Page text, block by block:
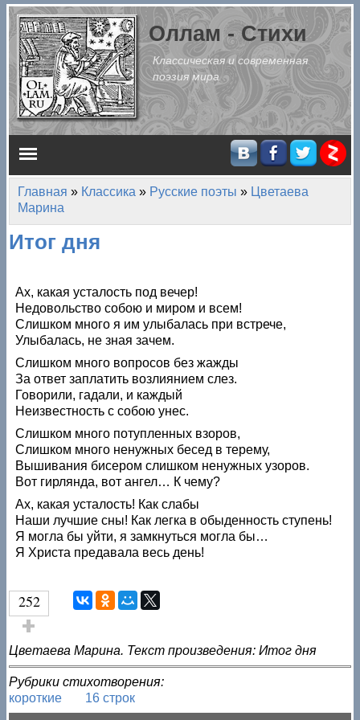
Перейти к основному содержанию
Оллам - Стихи
Классическая и современная
поэзия мира
Главное меню
Вы здесь
Главная » Классика » Русские поэты » Цветаева
Марина
Итог дня
Ах, какая усталость под вечер!
Недовольство собою и миром и всем!
Слишком много я им улыбалась при встрече,
Улыбалась, не зная зачем.
Слишком много вопросов без жажды
За ответ заплатить возлиянием слез.
Говорили, гадали, и каждый
Неизвестность с собою унес.
Слишком много потупленных взоров,
Слишком много ненужных бесед в терему,
Вышивания бисером слишком ненужных узоров.
Вот гирлянда, вот ангел… К чему?
Ах, какая усталость! Как слабы
Наши лучшие сны! Как легка в обыденность ступень!
Я могла бы уйти, я замкнуться могла бы…
Я Христа предавала весь день!
252
Голос за!
Цветаева Марина. Текст произведения: Итог дня
Рубрики стихотворения:
короткие
16 строк